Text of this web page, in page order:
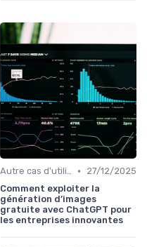
Autre cas d'utilisation •
27/12/2025
Comment exploiter la
génération d’images
gratuite avec ChatGPT pour
les entreprises innovantes